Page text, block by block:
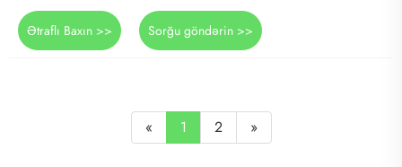
Ətraflı Baxın >> Sorğu göndərin >>
« 1 2 »